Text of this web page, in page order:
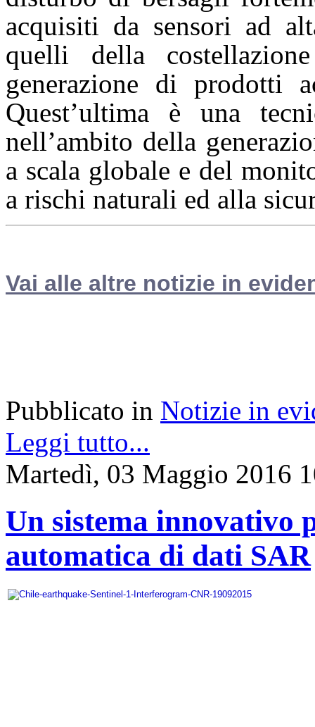
acquisiti da sensori ad
quelli della
generazione di prodotti
Quest’ultima è una
nell’ambito della
a scala globale e del
a rischi naturali ed alla
Vai alle altre notizie in
Pubblicato in Notizie in
Leggi tutto...
Martedì, 03 Maggio 2016
Un sistema innovativo
automatica di dati SAR